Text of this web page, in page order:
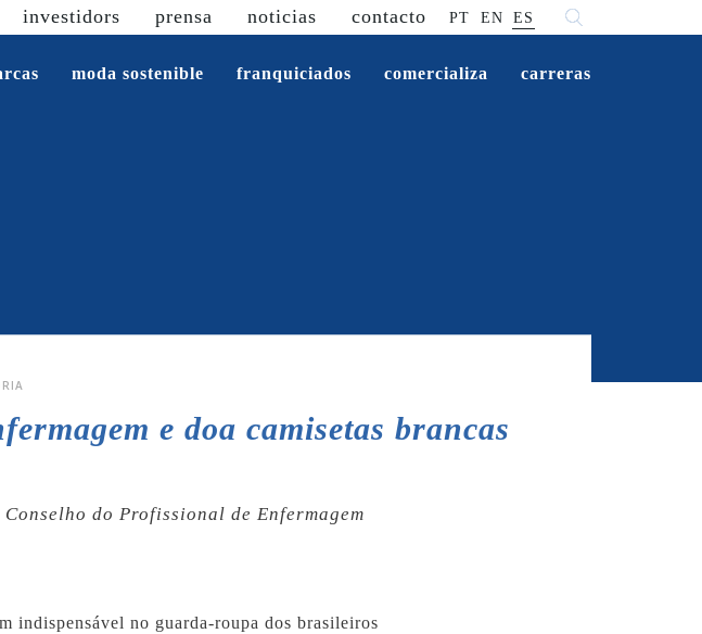
investidors prensa noticias contacto PT EN ES
moda sostenible franquiciados comercializa carreras
e doa camisetas brancas
do Profissional de Enfermagem
indispensável no guarda-roupa dos brasileiros